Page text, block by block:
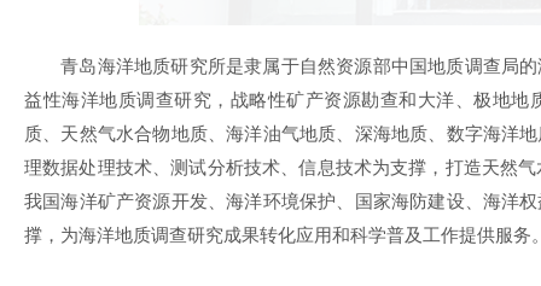
青岛海洋地质研究所是隶属于自然资源部中国地质调查局
益性海洋地质调查研究，战略性矿产资源勘查和大洋、极地
质、天然气水合物地质、海洋油气地质、深海地质、数字海洋
理数据处理技术、测试分析技术、信息技术为支撑，打造天然
我国海洋矿产资源开发、海洋环境保护、国家海防建设、海洋
撑，为海洋地质调查研究成果转化应用和科学普及工作提供服务